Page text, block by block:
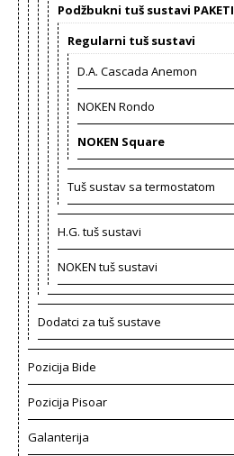
Podžbukni tuš sustavi PAKETI
Regularni tuš sustavi
D.A. Cascada Anemon
NOKEN Rondo
NOKEN Square
Tuš sustav sa termostatom
H.G. tuš sustavi
NOKEN tuš sustavi
Dodatci za tuš sustave
Pozicija Bide
Pozicija Pisoar
Galanterija